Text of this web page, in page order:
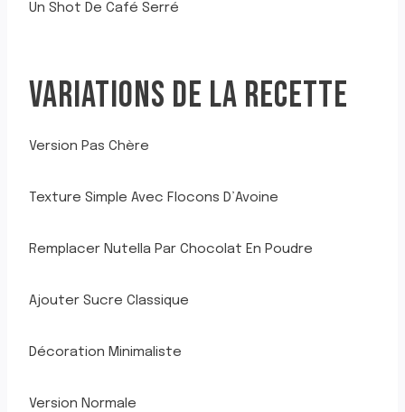
Un Shot De Café Serré
VARIATIONS DE LA RECETTE
Version Pas Chère
Texture Simple Avec Flocons D’Avoine
Remplacer Nutella Par Chocolat En Poudre
Ajouter Sucre Classique
Décoration Minimaliste
Version Normale